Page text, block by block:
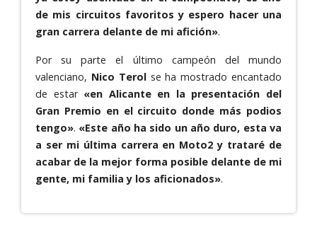
de mis circuitos favoritos y espero hacer una
gran carrera delante de mi afición».
Por su parte el último campeón del mundo
valenciano, Nico Terolse ha mostrado encantado
de estar «en Alicante en la presentación del
Gran Premio en el circuito donde más podios
tengo». «Este año ha sido un año duro, esta va
a ser mi última carrera en Moto2 y trataré de
acabar de la mejor forma posible delante de mi
gente, mi familia y los aficionados».